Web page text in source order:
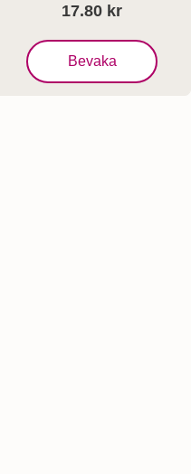
17.80 kr
Bevaka
, Terra Midi Riskornstvål
terra Midi Dekorationstvål -